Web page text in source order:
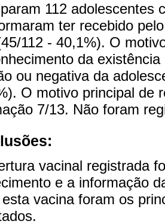
112 adolescentes
ter recebido
112 - 40,1%). O
da
ou negativa da
O motivo principal de
7/13. Não foram
vacinal registrada
e a informação
vacina foram os